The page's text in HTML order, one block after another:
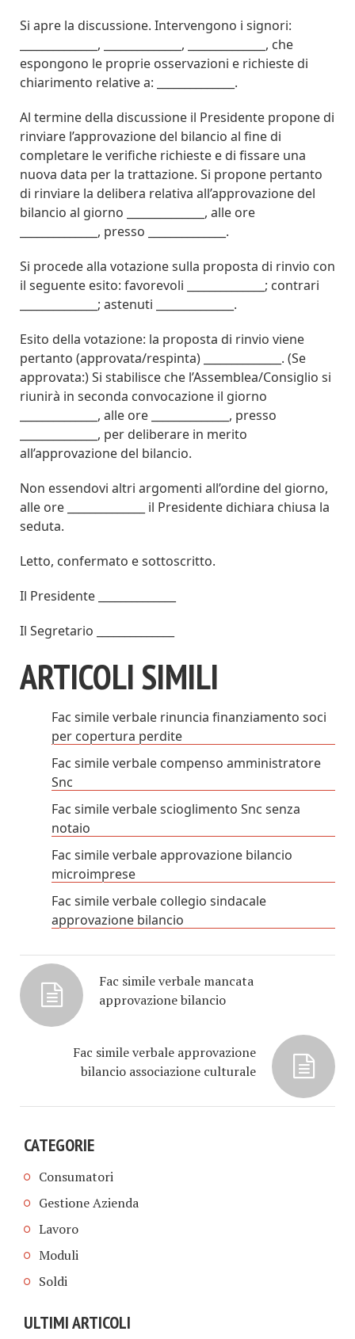
Si apre la discussione. Intervengono i signori:
______________, ______________, ______________, che
espongono le proprie osservazioni e richieste di
chiarimento relative a: ______________.
Al termine della discussione il Presidente propone di
rinviare l’approvazione del bilancio al fine di
completare le verifiche richieste e di fissare una
nuova data per la trattazione. Si propone pertanto
di rinviare la delibera relativa all’approvazione del
bilancio al giorno ______________, alle ore
______________, presso ______________.
Si procede alla votazione sulla proposta di rinvio con
il seguente esito: favorevoli ______________; contrari
______________; astenuti ______________.
Esito della votazione: la proposta di rinvio viene
pertanto (approvata/respinta) ______________. (Se
approvata:) Si stabilisce che l’Assemblea/Consiglio si
riunirà in seconda convocazione il giorno
______________, alle ore ______________, presso
______________, per deliberare in merito
all’approvazione del bilancio.
Non essendovi altri argomenti all’ordine del giorno,
alle ore ______________ il Presidente dichiara chiusa la
seduta.
Letto, confermato e sottoscritto.
Il Presidente ______________
Il Segretario ______________
ARTICOLI SIMILI
Fac simile verbale rinuncia finanziamento soci
per copertura perdite​
Fac simile verbale compenso amministratore
Snc​
Fac simile verbale scioglimento Snc senza
notaio​
Fac simile verbale approvazione bilancio
microimprese​​
Fac simile verbale collegio sindacale
approvazione bilancio​​
Fac simile verbale mancata
approvazione bilancio​​
Fac simile verbale approvazione
bilancio associazione culturale​​
CATEGORIE
Consumatori
Gestione Azienda
Lavoro
Moduli
Soldi
ULTIMI ARTICOLI